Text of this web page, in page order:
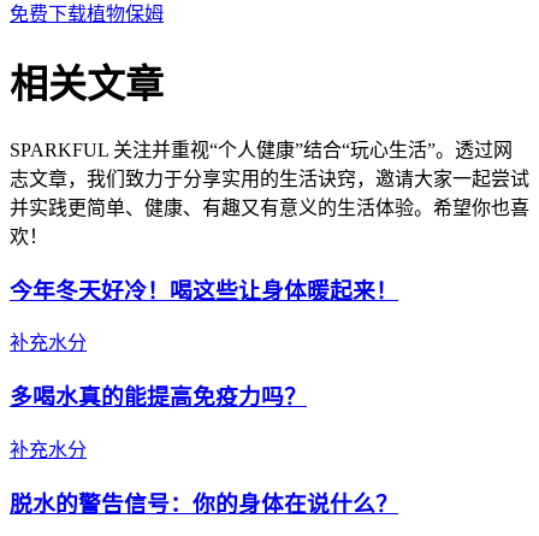
免费下载植物保姆
相关文章
SPARKFUL 关注并重视“个人健康”结合“玩心生活”。透过网
志文章，我们致力于分享实用的生活诀窍，邀请大家一起尝试
并实践更简单、健康、有趣又有意义的生活体验。希望你也喜
欢！
今年冬天好冷！喝这些让身体暖起来！
补充水分
多喝水真的能提高免疫力吗？
补充水分
脱水的警告信号：你的身体在说什么？